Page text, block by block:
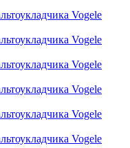
Vogele
Vogele
Vogele
Vogele
Vogele
Vogele